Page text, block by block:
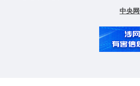
中央